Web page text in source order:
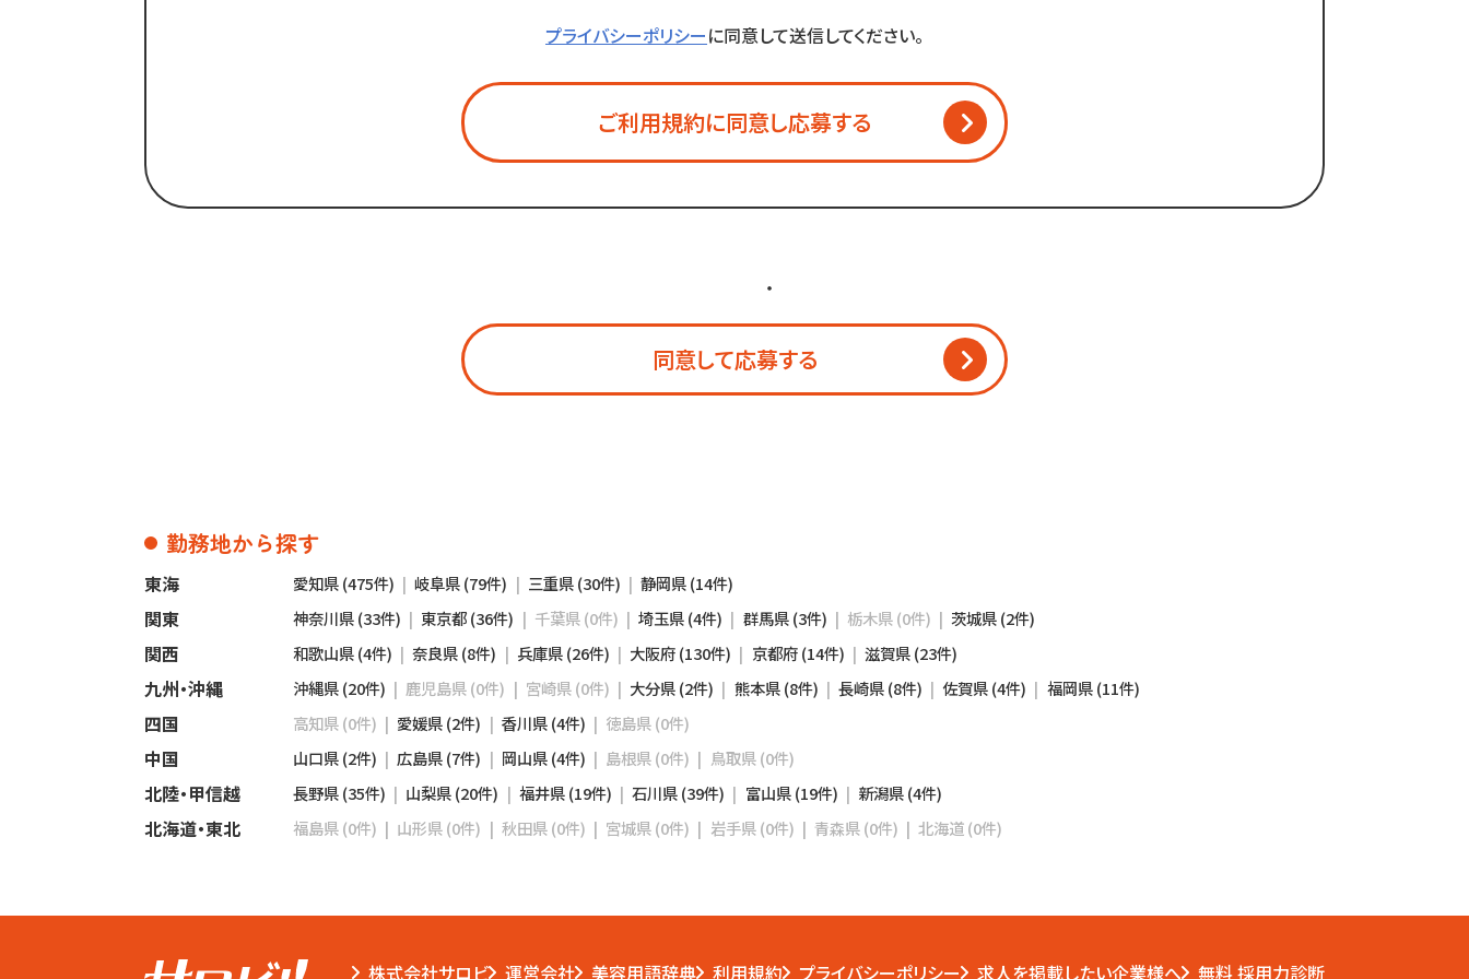
プライバシーポリシーに同意して送信してください。
ご利用規約に同意し応募する
・
同意して応募する
勤務地から探す
東海 愛知県 (475件) 岐阜県 (79件) 三重県 (30件) 静岡県 (14件)
関東 神奈川県 (33件) 東京都 (36件) 千葉県 (0件) 埼玉県 (4件) 群馬県 (3件) 栃木県 (0件) 茨城県 (2件)
関西 和歌山県 (4件) 奈良県 (8件) 兵庫県 (26件) 大阪府 (130件) 京都府 (14件) 滋賀県 (23件)
九州・沖縄 沖縄県 (20件) 鹿児島県 (0件) 宮崎県 (0件) 大分県 (2件) 熊本県 (8件) 長崎県 (8件) 佐賀県 (4件) 福岡県 (11件)
四国 高知県 (0件) 愛媛県 (2件) 香川県 (4件) 徳島県 (0件)
中国 山口県 (2件) 広島県 (7件) 岡山県 (4件) 島根県 (0件) 鳥取県 (0件)
北陸・甲信越 長野県 (35件) 山梨県 (20件) 福井県 (19件) 石川県 (39件) 富山県 (19件) 新潟県 (4件)
北海道・東北 福島県 (0件) 山形県 (0件) 秋田県 (0件) 宮城県 (0件) 岩手県 (0件) 青森県 (0件) 北海道 (0件)
株式会社サロビ 運営会社 美容用語辞典 利用規約 プライバシーポリシー 求人を掲載したい企業様へ 無料 採用力診断